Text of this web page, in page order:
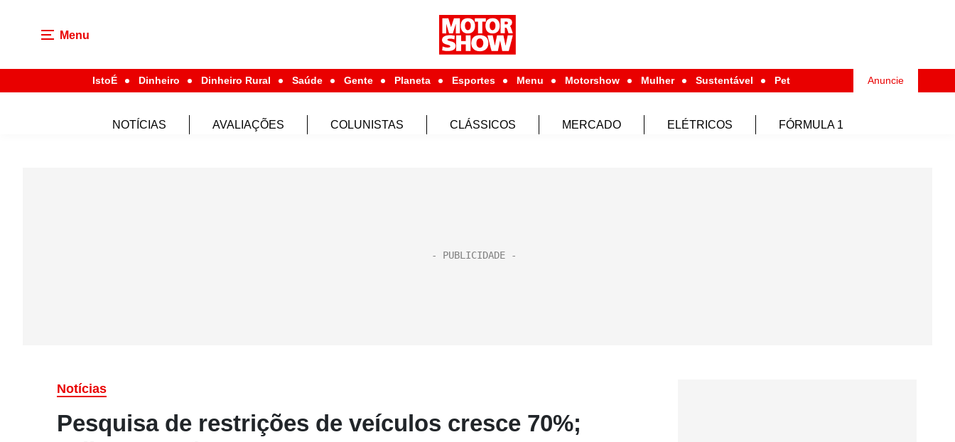
Menu
IstoÉ Dinheiro Dinheiro Rural Saúde Gente Planeta Esportes Menu Motorshow Mulher Sustentável Pet Anuncie
NOTÍCIAS AVALIAÇÕES COLUNISTAS CLÁSSICOS MERCADO ELÉTRICOS FÓRMULA 1
Notícias
Pesquisa de restrições de veículos cresce 70%;